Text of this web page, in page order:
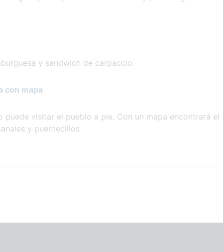
y sandwich de carpaccio
con mapa
puede visitar el pueblo a pie. Con un mapa encontrará el
y puentecillos